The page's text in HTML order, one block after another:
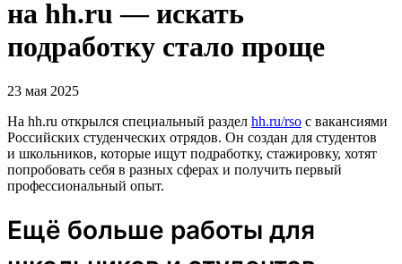
на hh.ru — искать
подработку стало проще
23 мая 2025
На hh.ru открылся специальный раздел hh.ru/rso с вакансиями
Российских студенческих отрядов. Он создан для студентов
и школьников, которые ищут подработку, стажировку, хотят
попробовать себя в разных сферах и получить первый
профессиональный опыт.
Ещё больше работы для